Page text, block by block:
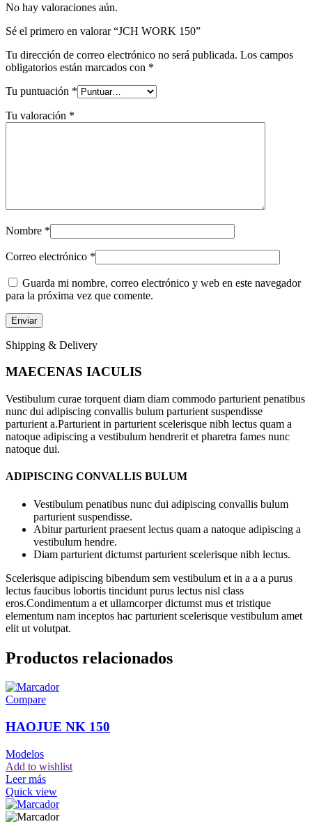
No hay valoraciones aún.
Sé el primero en valorar “JCH WORK 150”
Tu dirección de correo electrónico no será publicada. Los campos
obligatorios están marcados con *
Tu puntuación *
Tu valoración *
Nombre *
Correo electrónico *
Guarda mi nombre, correo electrónico y web en este navegador
para la próxima vez que comente.
Shipping & Delivery
MAECENAS IACULIS
Vestibulum curae torquent diam diam commodo parturient penatibus
nunc dui adipiscing convallis bulum parturient suspendisse
parturient a.Parturient in parturient scelerisque nibh lectus quam a
natoque adipiscing a vestibulum hendrerit et pharetra fames nunc
natoque dui.
ADIPISCING CONVALLIS BULUM
Vestibulum penatibus nunc dui adipiscing convallis bulum
parturient suspendisse.
Abitur parturient praesent lectus quam a natoque adipiscing a
vestibulum hendre.
Diam parturient dictumst parturient scelerisque nibh lectus.
Scelerisque adipiscing bibendum sem vestibulum et in a a a purus
lectus faucibus lobortis tincidunt purus lectus nisl class
eros.Condimentum a et ullamcorper dictumst mus et tristique
elementum nam inceptos hac parturient scelerisque vestibulum amet
elit ut volutpat.
Productos relacionados
Compare
HAOJUE NK 150
Modelos
Add to wishlist
Leer más
Quick view